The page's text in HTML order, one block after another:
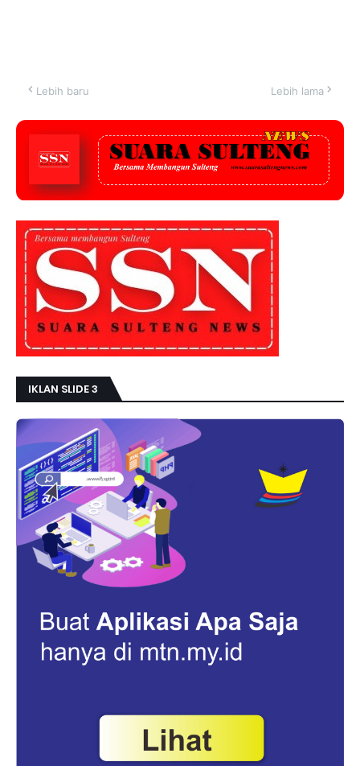
Lebih baru Lebih lama
IKLAN SLIDE 3